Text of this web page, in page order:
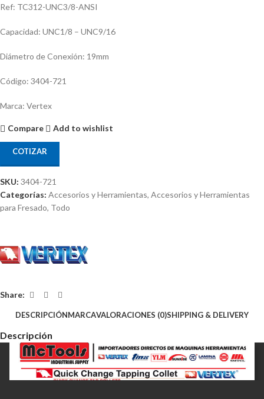
Ref: TC312-UNC3/8-ANSI
Capacidad: UNC1/8 – UNC9/16
Diámetro de Conexión: 19mm
Código: 3404-721
Marca: Vertex
Compare Add to wishlist
COTIZAR
SKU: 3404-721
Categorías: Accesorios y Herramientas, Accesorios y Herramientas
para Fresado, Todo
Share:
DESCRIPCIÓNMARCAVALORACIONES (0)SHIPPING & DELIVERY
Descripción